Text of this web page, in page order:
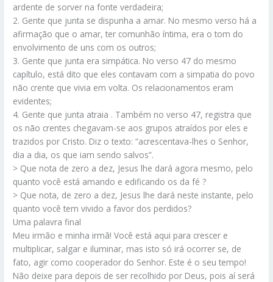
ardente de sorver na fonte verdadeira;
2. Gente que junta se dispunha a amar. No mesmo verso há a
afirmação que o amar, ter comunhão íntima, era o tom do
envolvimento de uns com os outros;
3. Gente que junta era simpática. No verso 47 do mesmo
capítulo, está dito que eles contavam com a simpatia do povo
não crente que vivia em volta. Os relacionamentos eram
evidentes;
4. Gente que junta atraia . Também no verso 47, registra que
os não crentes chegavam-se aos grupos atraídos por eles e
trazidos por Cristo. Diz o texto: “acrescentava-lhes o Senhor,
dia a dia, os que iam sendo salvos”.
> Que nota de zero a dez, Jesus lhe dará agora mesmo, pelo
quanto você está amando e edificando os da fé ?
> Que nota, de zero a dez, Jesus lhe dará neste instante, pelo
quanto você tem vivido a favor dos perdidos?
Uma palavra final
Meu irmão e minha irmã! Você está aqui para crescer e
multiplicar, salgar e iluminar, mas isto só irá ocorrer se, de
fato, agir como cooperador do Senhor. Este é o seu tempo!
Não deixe para depois de ser recolhido por Deus, pois aí será